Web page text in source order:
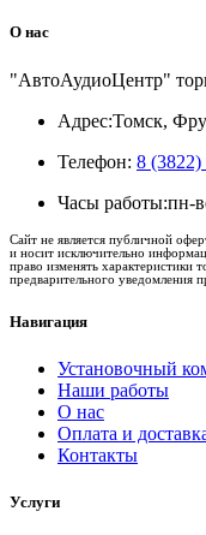
О нас
"АвтоАудиоЦентр"
Адрес:Томск,
Телефон: 8 (3822)
Часы работы:пн-
Сайт не является публичной
и носит исключительно
право изменять характеристики
предварительного уведомления
Навигация
Установочный
Наши работы
О нас
Оплата и
Контакты
Услуги